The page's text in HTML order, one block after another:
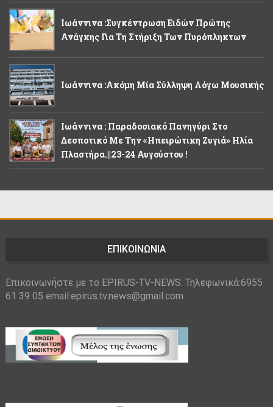
Ιωάννινα :Συγκέντρωση Ειδών Πρώτης
Ανάγκης Για Τη Στήριξη Των Πυρόπληκτων
Ιωάννινα :Ακόμη Μία Σύλληψη Λόγω Μουσικής
Ιωάννινα : Παραδοσιακό Πανηγύρι Στο
Δεσποτικό Με Την «Ηπειρώτικη Ζυγιά» Ηλία
Πλαστήρα.||23-24 Αυγούστου !
ΕΠΙΚΟΙΝΩΝΙΑ
Επικοινωνήστε με το EPIRUS-TV-NEWS: Τηλεφωνικά:6955
61 39 05 email:epirus.tv.news@gmail.com